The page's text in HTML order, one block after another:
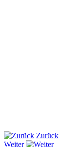
Zurück
Weiter